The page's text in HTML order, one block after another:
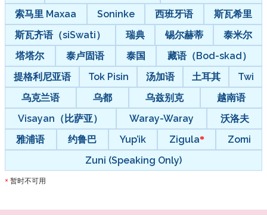
索马里 Maxaa
Soninke 西班牙语
斯瓦希里
斯瓦齐语（siSwati）
瑞典 锡尔赫蒂
泰米尔
塔塔尔
泰卢固语 泰国
藏语（Bod-skad）
提格利尼亚语
Tok Pisin 汤加语 土耳其
Twi
乌克兰语
乌都 乌兹别克
越南语
Visayan（比萨亚）
Waray-Waray
沃洛夫
雅浦语
约鲁巴 Yup’ik Zigula
Zomi
Zuni (Speaking Only)
* 暂时不可用